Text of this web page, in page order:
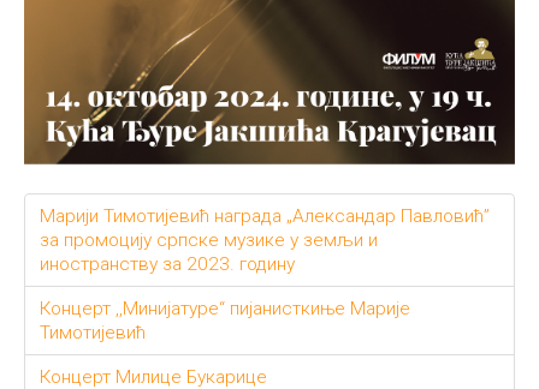
Марији Тимотијевић награда „Александар Павловић”
за промоцију српске музике у земљи и
иностранству за 2023. годину
Концерт ,,Минијатуре“ пијанисткиње Марије
Тимотијевић
Концерт Милице Букарице